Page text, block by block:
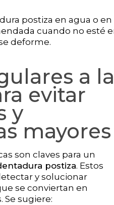
postiza en agua o en
cuando no esté
deforme.
a la
evitar
y
mayores
son claves para un
postiza. Estos
y solucionar
se conviertan en
Se sugiere: